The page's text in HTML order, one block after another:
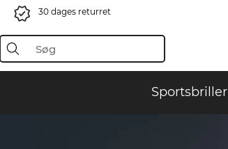
30 dages returret
Sportsbriller